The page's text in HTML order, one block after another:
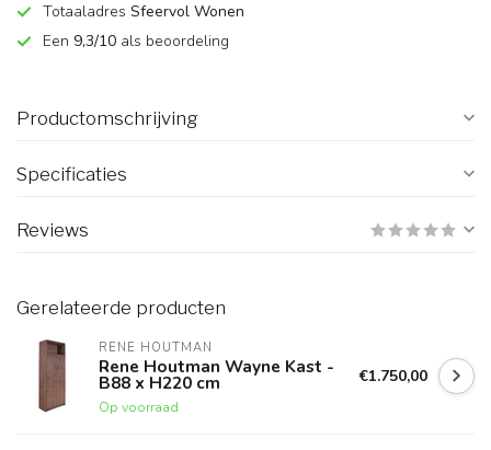
Totaaladres Sfeervol Wonen
Een 9,3/10 als beoordeling
Productomschrijving
Specificaties
Reviews
Gerelateerde producten
RENE HOUTMAN
Rene Houtman Wayne Kast -
B88 x H220 cm
Op voorraad
€1.750,00